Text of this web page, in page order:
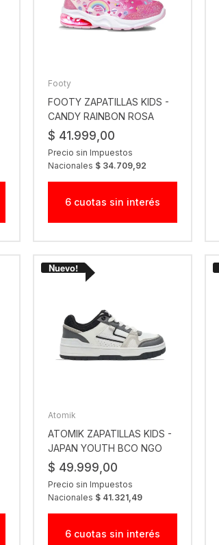
Footy
FOOTY ZAPATILLAS KIDS -
CANDY RAINBON ROSA
$ 41.999,00
Precio sin Impuestos
Nacionales $ 34.709,92
6 cuotas sin interés
Atomik
ATOMIK ZAPATILLAS KIDS -
JAPAN YOUTH BCO NGO
$ 49.999,00
Precio sin Impuestos
Nacionales $ 41.321,49
6 cuotas sin interés